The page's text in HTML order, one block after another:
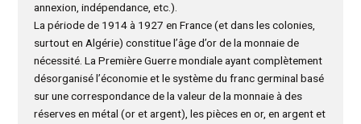
annexion, indépendance, etc.).
La période de 1914 à 1927 en France (et dans les colonies,
surtout en Algérie) constitue l’âge d’or de la monnaie de
nécessité. La Première Guerre mondiale ayant complètement
désorganisé l’économie et le système du franc germinal basé
sur une correspondance de la valeur de la monnaie à des
réserves en métal (or et argent), les pièces en or, en argent et